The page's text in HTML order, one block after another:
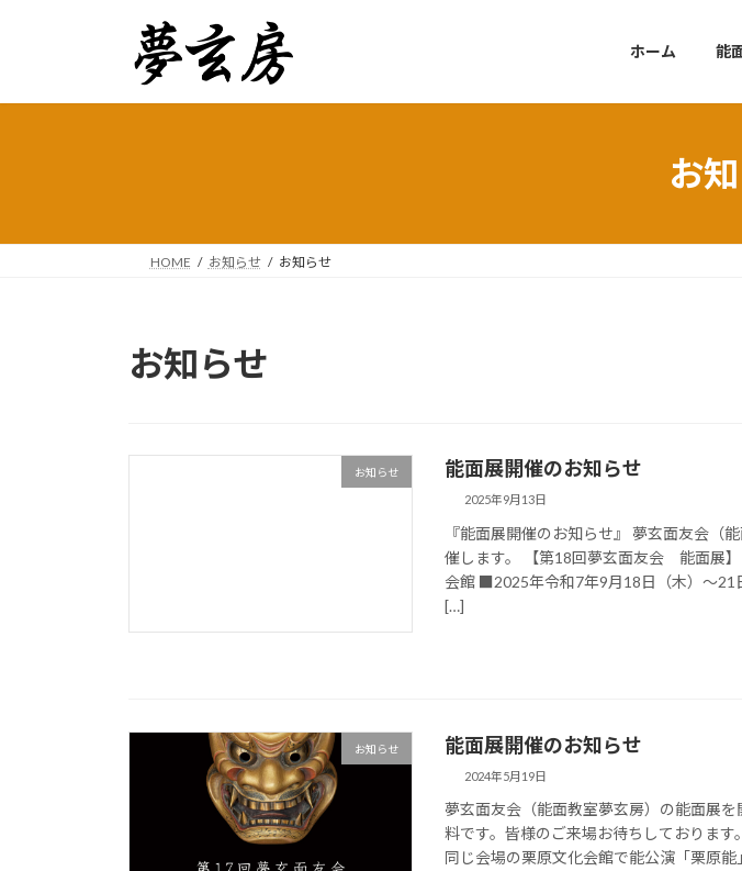
プ
動
ホーム 能
お
HOME お知らせ お知らせ
お知らせ
お知らせ 能面展開催のお知らせ
2025年9月13日
『能面展開催のお知らせ』 夢玄面友会（
催します。 【第18回夢玄面友会 能面展
会館 ■2025年令和7年9月18日（木）〜
[…]
お知らせ 能面展開催のお知らせ
2024年5月19日
夢玄面友会（能面教室夢玄房）の能面展
料です。皆様のご来場お待ちしておりま
同じ会場の栗原文化会館で能公演「栗原